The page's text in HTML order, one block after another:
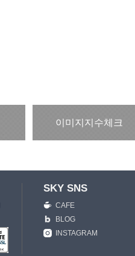
이미지지수체크
SKY SNS
CAFE
BLOG
INSTAGRAM